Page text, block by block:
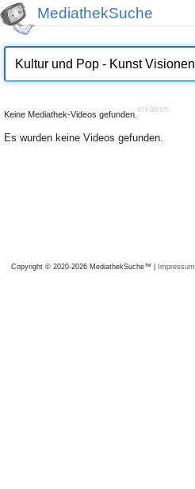
MediathekSuche
Keine Mediathek-Videos gefunden.
erklären
Es wurden keine Videos gefunden.
Copyright © 2020-2026 MediathekSuche™ | Impressum